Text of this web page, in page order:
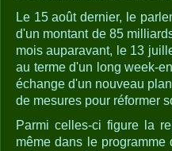
Le 15 août dernier, le
d'un montant de 85
mois auparavant, le 13
au terme d'un long week-
échange d'un nouveau
de mesures pour réformer
Parmi celles-ci figure la
même dans le